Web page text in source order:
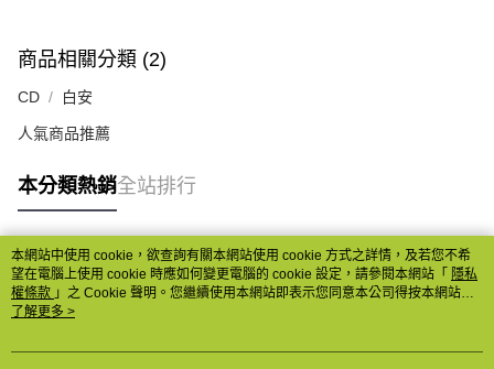
商品相關分類 (2)
CD 白安
人氣商品推薦
本分類熱銷全站排行
熱門標籤
本網站中使用 cookie，欲查詢有關本網站使用 cookie 方式之詳情，及若您不希
望在電腦上使用 cookie 時應如何變更電腦的 cookie 設定，請參閱本網站「 隱私
權條款 」之 Cookie 聲明。您繼續使用本網站即表示您同意本公司得按本網站使
用條款之 Cookie 聲明使用 cookie。
了解更多 >